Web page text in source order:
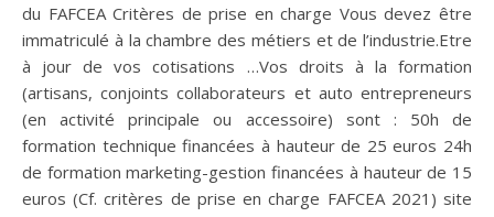
du FAFCEA Critères de prise en charge Vous devez être
immatriculé à la chambre des métiers et de l’industrie.Etre
à jour de vos cotisations …Vos droits à la formation
(artisans, conjoints collaborateurs et auto entrepreneurs
(en activité principale ou accessoire) sont : 50h de
formation technique financées à hauteur de 25 euros 24h
de formation marketing-gestion financées à hauteur de 15
euros (Cf. critères de prise en charge FAFCEA 2021) site